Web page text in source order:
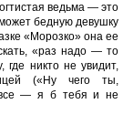
ведьма — это
бедную девушку
«Морозко» она ее
«раз надо — то
никто не увидит,
(«Ну чего ты,
все — я б тебя и не